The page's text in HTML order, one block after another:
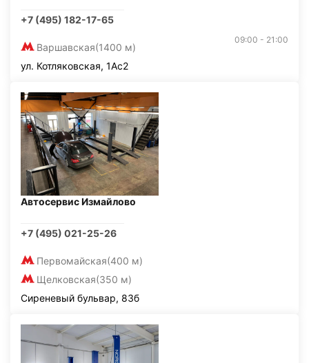
+7 (495) 182-17-65
Варшавская(1400 м)
09:00 - 21:00
ул. Котляковская, 1Ас2
Автосервис Измайлово
+7 (495) 021-25-26
Первомайская(400 м)
Щелковская(350 м)
Сиреневый бульвар, 83б